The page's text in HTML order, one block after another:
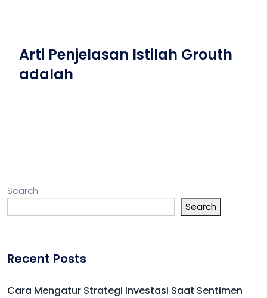
Arti Penjelasan Istilah Grouth
adalah
Search
Search
Recent Posts
Cara Mengatur Strategi Investasi Saat Sentimen